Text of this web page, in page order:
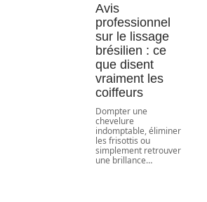
Avis
professionnel
sur le lissage
brésilien : ce
que disent
vraiment les
coiffeurs
Dompter une
chevelure
indomptable, éliminer
les frisottis ou
simplement retrouver
une brillance…
Exploration
des